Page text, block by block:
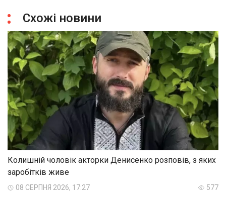
Схожі новини
Колишній чоловік акторки Денисенко розповів, з яких
заробітків живе
08 СЕРПНЯ 2026, 17:27 577